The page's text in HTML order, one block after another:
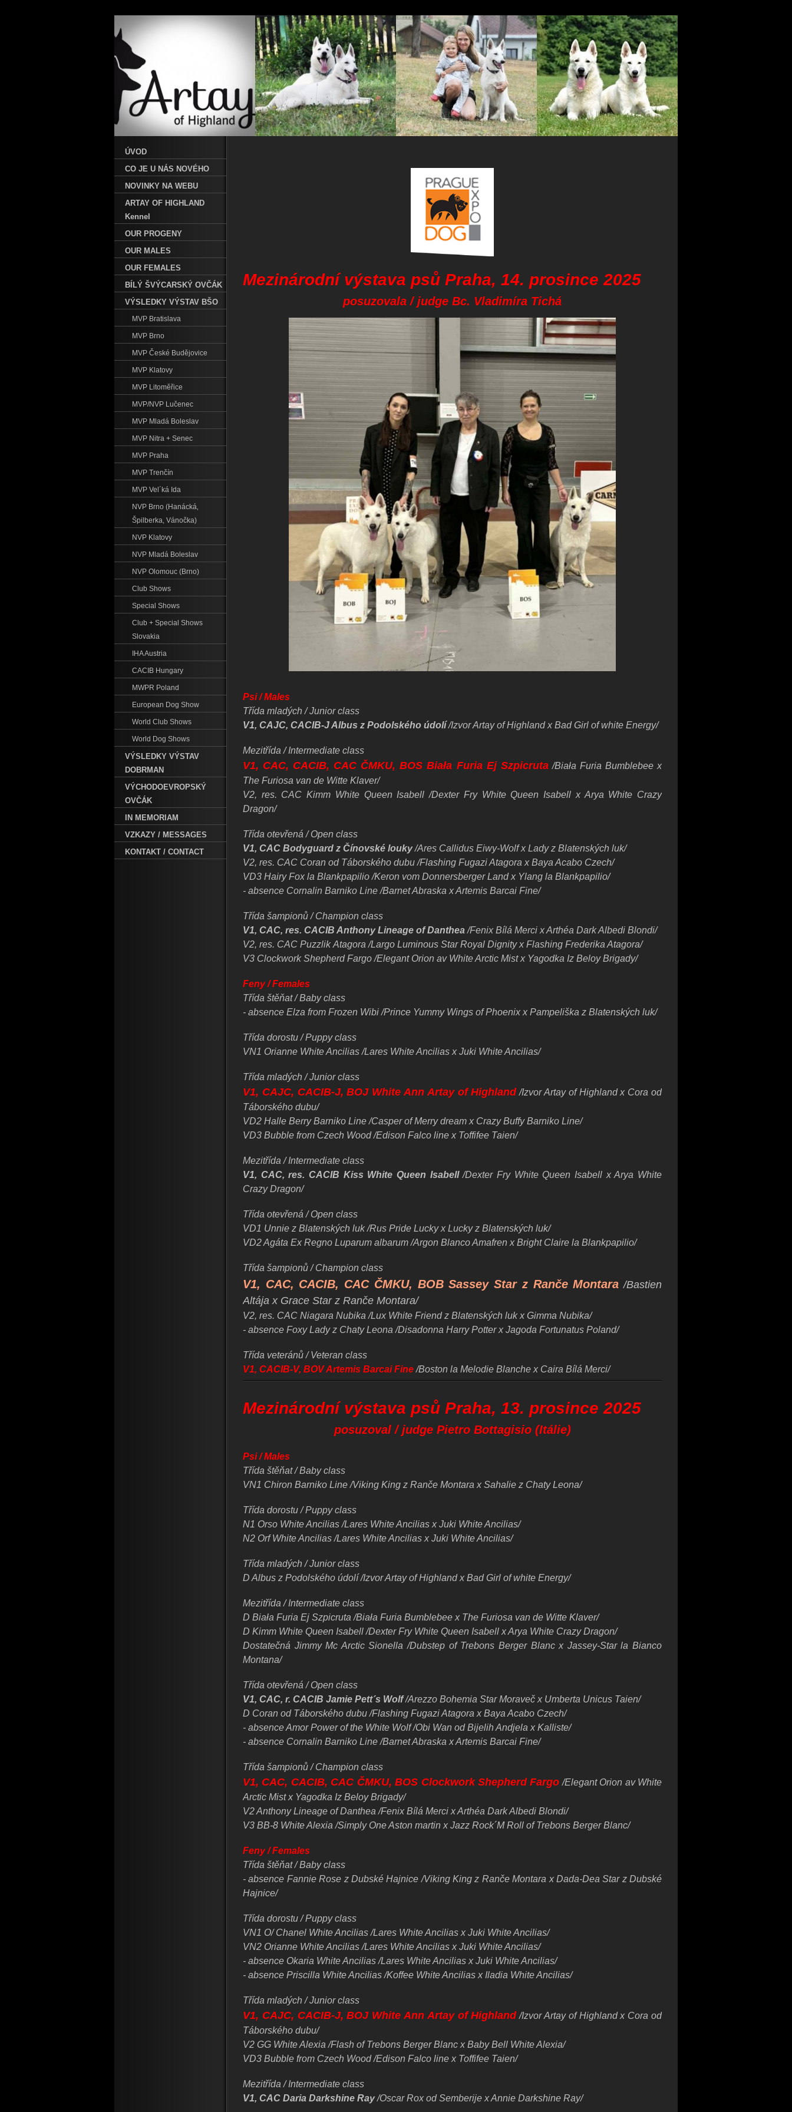
Mezinárodní výstava psů Praha, 14. prosince 2025
posuzovala / judge Bc. Vladimíra Tichá
Psi / Males
Třída mladých / Junior class
V1, CAJC, CACIB-J Albus z Podolského údolí/Izvor Artay of Highland x Bad Girl of white Energy/
Mezitřída / Intermediate class
V1, CAC, CACIB, CAC ČMKU, BOS Biała Furia Ej Szpicruta/Biała Furia Bumblebee x
The Furiosa van de Witte Klaver/
V2, res. CAC Kimm White Queen Isabell /Dexter Fry White Queen Isabell x Arya White Crazy
Dragon/
Třída otevřená / Open class
V1, CAC Bodyguard z Čínovské louky/Ares Callidus Eiwy-Wolf x Lady z Blatenských luk/
V2, res. CAC Coran od Táborského dubu /Flashing Fugazi Atagora x Baya Acabo Czech/
VD3 Hairy Fox la Blankpapilio /Keron vom Donnersberger Land x Ylang la Blankpapilio/
- absence Cornalin Barniko Line /Barnet Abraska x Artemis Barcai Fine/
Třída šampionů / Champion class
V1, CAC, res. CACIB Anthony Lineage of Danthea /Fenix Bílá Merci x Arthéa Dark Albedi Blondi/
V2, res. CAC PuzzlikAtagora /Largo Luminous Star Royal Dignity x Flashing Frederika Atagora/
V3 Clockwork Shepherd Fargo /Elegant Orion av White Arctic Mist x Yagodka Iz Beloy Brigady/
Feny / Females
Třída štěňat / Baby class
- absence Elza from Frozen Wibi /Prince Yummy Wings of Phoenix x Pampeliška z Blatenských luk/
Třída dorostu / Puppy class
VN1 Orianne White Ancilias /Lares White Ancilias x Juki White Ancilias/
Třída mladých / Junior class
V1, CAJC, CACIB-J, BOJ White Ann Artay of Highland /Izvor Artay of Highland x Cora od
Táborského dubu/
VD2 Halle Berry Barniko Line /Casper of Merry dream x Crazy Buffy Barniko Line/
VD3 Bubble from Czech Wood /Edison Falco line x Toffifee Taien/
Mezitřída / Intermediate class
V1, CAC, res. CACIB Kiss White Queen Isabell/Dexter Fry White Queen Isabell x Arya White
Crazy Dragon/
Třída otevřená / Open class
VD1 Unnie z Blatenských luk /Rus Pride Lucky x Lucky z Blatenských luk/
VD2 Agáta Ex Regno Luparum albarum /Argon Blanco Amafren x Bright Claire la Blankpapilio/
Třída šampionů / Champion class
V1, CAC, CACIB, CAC ČMKU, BOB Sassey Star z Ranče Montara /Bastien
Altája x Grace Star z Ranče Montara/
V2, res. CAC Niagara Nubika /Lux White Friend z Blatenských luk x Gimma Nubika/
- absence Foxy Ladyz Chaty Leona /Disadonna Harry Potter x Jagoda Fortunatus Poland/
Třída veteránů / Veteran class
V1, CACIB-V, BOV Artemis Barcai Fine/Boston la Melodie Blanche x Caira Bílá Merci/
Mezinárodní výstava psů Praha, 13. prosince 2025
posuzoval / judge Pietro Bottagisio (Itálie)
Psi / Males
Třída štěňat / Baby class
VN1 Chiron Barniko Line /Viking King z Ranče Montara x Sahalie z Chaty Leona/
Třída dorostu / Puppy class
N1 Orso White Ancilias /Lares White Ancilias x Juki White Ancilias/
N2 OrfWhite Ancilias /Lares White Ancilias x Juki White Ancilias/
Třída mladých / Junior class
D Albus z Podolského údolí /Izvor Artay of Highland x Bad Girl of white Energy/
Mezitřída / Intermediate class
D Biała Furia Ej Szpicruta /Biała Furia Bumblebee x The Furiosa van de Witte Klaver/
D Kimm White Queen Isabell /Dexter Fry White Queen Isabell x Arya White Crazy Dragon/
Dostatečná Jimmy Mc Arctic Sionella /Dubstep of Trebons Berger Blanc x Jassey-Star la Bianco
Montana/
Třída otevřená / Open class
V1, CAC, r. CACIB Jamie Pett´s Wolf/Arezzo Bohemia Star Moraveč x Umberta Unicus Taien/
D Coran od Táborského dubu /Flashing Fugazi Atagora x Baya Acabo Czech/
- absence Amor Power of the White Wolf /Obi Wan od Bijelih Andjela x Kalliste/
- absence Cornalin Barniko Line /Barnet Abraska x Artemis Barcai Fine/
Třída šampionů / Champion class
V1, CAC, CACIB, CAC ČMKU, BOS Clockwork Shepherd Fargo /Elegant Orion av White
Arctic Mist x Yagodka Iz Beloy Brigady/
V2 Anthony Lineage of Danthea /Fenix Bílá Merci x Arthéa Dark Albedi Blondi/
V3 BB-8 White Alexia /Simply One Aston martin x Jazz Rock´M Roll of Trebons Berger Blanc/
Feny / Females
Třída štěňat / Baby class
- absence Fannie Rose z Dubské Hajnice /Viking King z Ranče Montara x Dada-Dea Star z Dubské
Hajnice/
Třída dorostu / Puppy class
VN1 O/ Chanel White Ancilias /Lares White Ancilias x Juki White Ancilias/
VN2 Orianne White Ancilias /Lares White Ancilias x Juki White Ancilias/
- absence Okaria White Ancilias /Lares White Ancilias x Juki White Ancilias/
- absence Priscilla White Ancilias /Koffee White Ancilias x Iladia White Ancilias/
Třída mladých / Junior class
V1, CAJC, CACIB-J, BOJ White Ann Artay of Highland /Izvor Artay of Highland x Cora od
Táborského dubu/
V2 GG White Alexia /Flash of Trebons Berger Blanc x Baby Bell White Alexia/
VD3 Bubble from Czech Wood /Edison Falco line x Toffifee Taien/
Mezitřída / Intermediate class
V1, CAC Daria Darkshine Ray/Oscar Rox od Semberije x Annie Darkshine Ray/
ÚVOD
CO JE U NÁS NOVÉHO
NOVINKY NA WEBU
ARTAY OF HIGHLAND
Kennel
OUR PROGENY
OUR MALES
OUR FEMALES
BÍLÝ ŠVÝCARSKÝ OVČÁK
VÝSLEDKY VÝSTAV BŠO
MVP Bratislava
MVP Brno
MVP České Budějovice
MVP Klatovy
MVP Litoměřice
MVP/NVP Lučenec
MVP Mladá Boleslav
MVP Nitra + Senec
MVP Praha
MVP Trenčín
MVP Vel´ká Ida
NVP Brno (Hanácká‚
Špilberka‚ Vánočka)
NVP Klatovy
NVP Mladá Boleslav
NVP Olomouc (Brno)
Club Shows
Special Shows
Club + Special Shows
Slovakia
IHA Austria
CACIB Hungary
MWPR Poland
European Dog Show
World Club Shows
World Dog Shows
VÝSLEDKY VÝSTAV
DOBRMAN
VÝCHODOEVROPSKÝ
OVČÁK
IN MEMORIAM
VZKAZY / MESSAGES
KONTAKT / CONTACT